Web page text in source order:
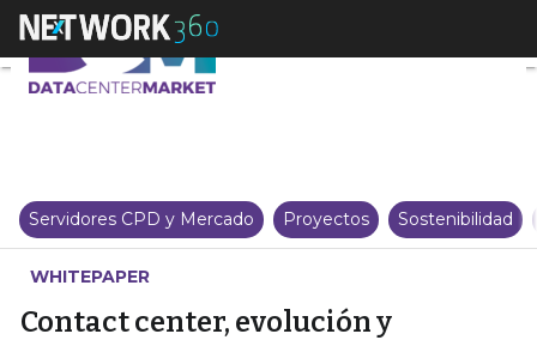
Contact center, evolución y
Servidores CPD y Mercado Proyectos Sostenibilidad
WHITEPAPER
Contact center, evolución y